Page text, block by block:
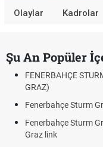
Olaylar Kadrolar
Şu An Popüler
FENERBAHÇE
GRAZ)
Fenerbahçe Sturm
Fenerbahçe Sturm
Graz link